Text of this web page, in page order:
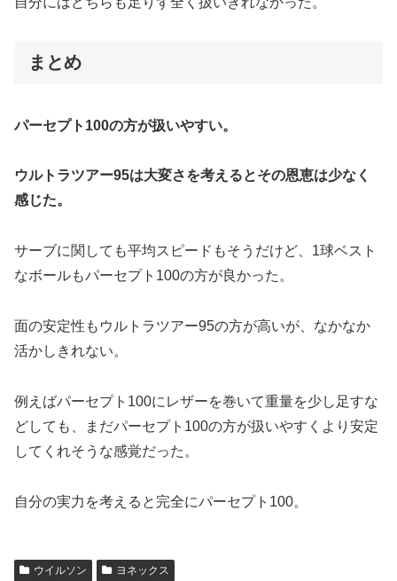
まとめ
パーセプト100の方が扱いやすい。
ウルトラツアー95は大変さを考えるとその恩恵は少なく
感じた。
サーブに関しても平均スピードもそうだけど、1球ベスト
なボールもパーセプト100の方が良かった。
面の安定性もウルトラツアー95の方が高いが、なかなか
活かしきれない。
例えばパーセプト100にレザーを巻いて重量を少し足すな
どしても、まだパーセプト100の方が扱いやすくより安定
してくれそうな感覚だった。
自分の実力を考えると完全にパーセプト100。
ウイルソン ヨネックス